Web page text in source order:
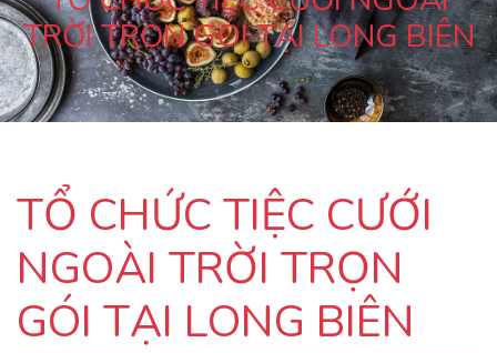
TRỜI TRỌN GÓI TẠI LONG BIÊN
TỔ CHỨC TIỆC CƯỚI
NGOÀI TRỜI TRỌN
GÓI TẠI LONG BIÊN